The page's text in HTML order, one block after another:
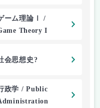
ーム理論Ⅰ /
Theory I
会思想史?
政学 / Public